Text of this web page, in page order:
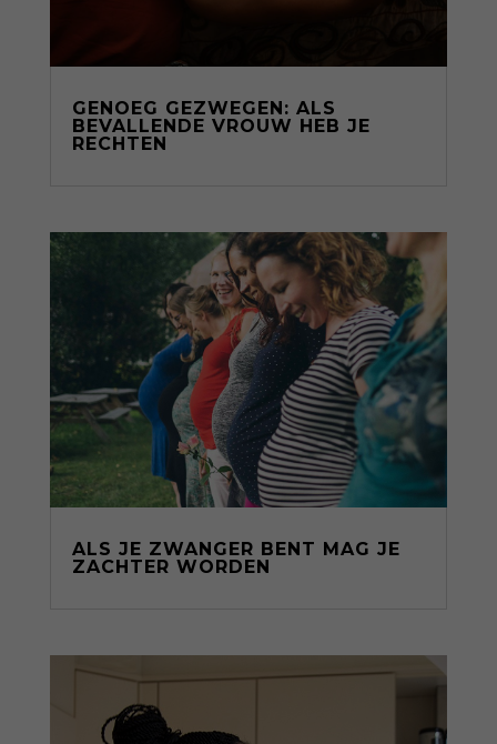
GENOEG GEZWEGEN: ALS
BEVALLENDE VROUW HEB JE
RECHTEN
ALS JE ZWANGER BENT MAG JE
ZACHTER WORDEN